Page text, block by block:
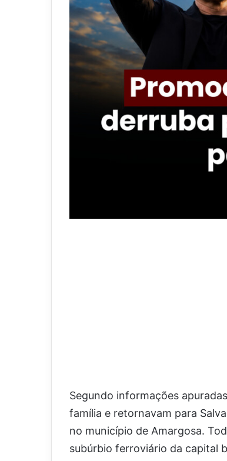
Segundo informações
família e retornavam para
no município de Amargosa.
subúrbio ferroviário da capital